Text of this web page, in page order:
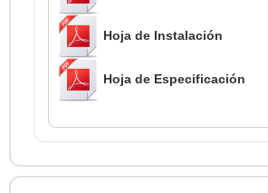
Hoja de Instalación
Hoja de Especificación